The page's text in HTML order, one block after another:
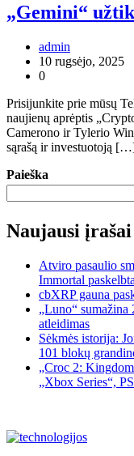
„Gemini“
admin
10 rugsėjo, 2025
0
Prisijunkite prie mūsų
naujienų aprėptis
Camerono ir Tylerio
sąrašą ir investuotoją
Paieška
Naujausi įrašai
Atviro pasaulio
Immortal
cbXRP gauna
„Luno“
atleidimas
Sėkmės istorija:
101 blokų
„Croc 2:
„Xbox Series“,